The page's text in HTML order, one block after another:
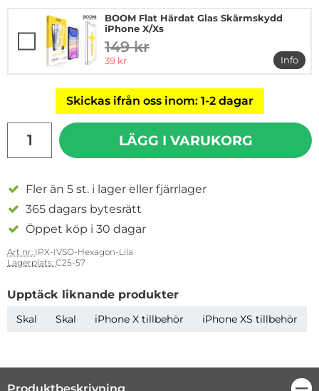
BOOM Flat Härdat Glas Skärmskydd
iPhone X/Xs
tidigare pris
149 kr
rea pris
39 kr
Info
mer
Skickas ifrån oss inom: 1-2 dagar
LÄGG I VARUKORG
Fler än 5 st. i lager eller fjärrlager
365 dagars bytesrätt
Öppet köp i 30 dagar
Art nr: IPX-IVSO-Hexagon-Lila
Lagerplats: C25-57
Upptäck liknande produkter
Skal Skal iPhone X tillbehör iPhone XS tillbehör